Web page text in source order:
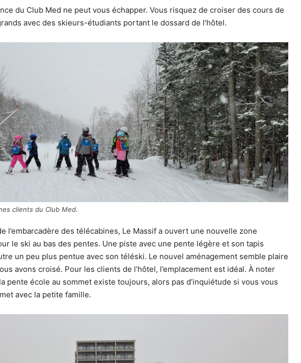
du Club Med ne peut vous échapper. Vous risquez de croiser des cours de
avec des skieurs-étudiants portant le dossard de l’hôtel.
clients du Club Med.
l’embarcadère des télécabines, Le Massif a ouvert une nouvelle zone
le ski au bas des pentes. Une piste avec une pente légère et son tapis
un peu plus pentue avec son téléski. Le nouvel aménagement semble plaire
avons croisé. Pour les clients de l’hôtel, l’emplacement est idéal. À noter
pente école au sommet existe toujours, alors pas d’inquiétude si vous vous
avec la petite famille.